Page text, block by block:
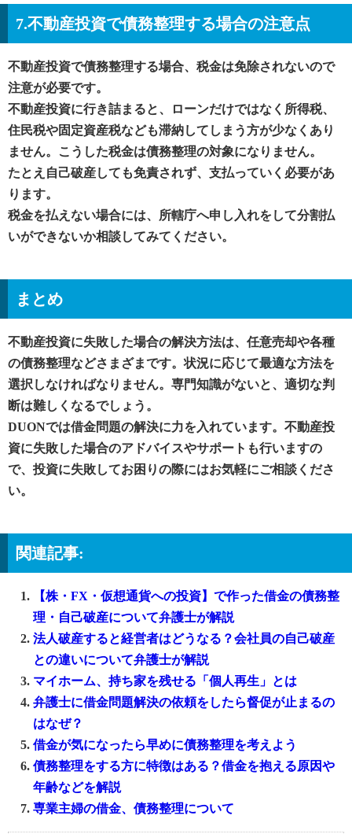
7.不動産投資で債務整理する場合の注意点
不動産投資で債務整理する場合、税金は免除されないので
注意が必要です。
不動産投資に行き詰まると、ローンだけではなく所得税、
住民税や固定資産税なども滞納してしまう方が少なくあり
ません。こうした税金は債務整理の対象になりません。
たとえ自己破産しても免責されず、支払っていく必要があ
ります。
税金を払えない場合には、所轄庁へ申し入れをして分割払
いができないか相談してみてください。
まとめ
不動産投資に失敗した場合の解決方法は、任意売却や各種
の債務整理などさまざまです。状況に応じて最適な方法を
選択しなければなりません。専門知識がないと、適切な判
断は難しくなるでしょう。
DUONでは借金問題の解決に力を入れています。不動産投
資に失敗した場合のアドバイスやサポートも行いますの
で、投資に失敗してお困りの際にはお気軽にご相談くださ
い。
関連記事:
【株・FX・仮想通貨への投資】で作った借金の債務整
理・自己破産について弁護士が解説
法人破産すると経営者はどうなる？会社員の自己破産
との違いについて弁護士が解説
マイホーム、持ち家を残せる「個人再生」とは
弁護士に借金問題解決の依頼をしたら督促が止まるの
はなぜ？
借金が気になったら早めに債務整理を考えよう
債務整理をする方に特徴はある？借金を抱える原因や
年齢などを解説
専業主婦の借金、債務整理について